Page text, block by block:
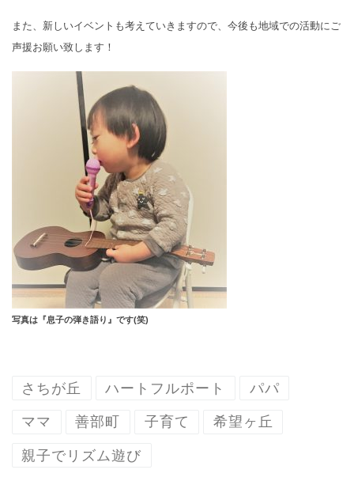
また、新しいイベントも考えていきますので、今後も地域での活動にご
声援お願い致します！
写真は『息子の弾き語り』です(笑)
さちが丘 ハートフルポート パパ
ママ 善部町 子育て 希望ヶ丘
親子でリズム遊び